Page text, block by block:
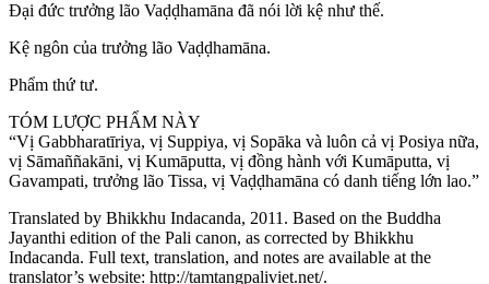
Đại đức trưởng lão Vaḍḍhamāna đã nói lời kệ như thế.
Kệ ngôn của trưởng lão Vaḍḍhamāna.
Phẩm thứ tư.
TÓM LƯỢC PHẨM NÀY
“Vị Gabbharatīriya, vị Suppiya, vị Sopāka và luôn cả vị Posiya nữa,
vị Sāmaññakāni, vị Kumāputta, vị đồng hành với Kumāputta, vị
Gavampati, trưởng lão Tissa, vị Vaḍḍhamāna có danh tiếng lớn lao.”
Translated by Bhikkhu Indacanda, 2011. Based on the Buddha
Jayanthi edition of the Pali canon, as corrected by Bhikkhu
Indacanda. Full text, translation, and notes are available at the
translator’s website: http://tamtangpaliviet.net/.